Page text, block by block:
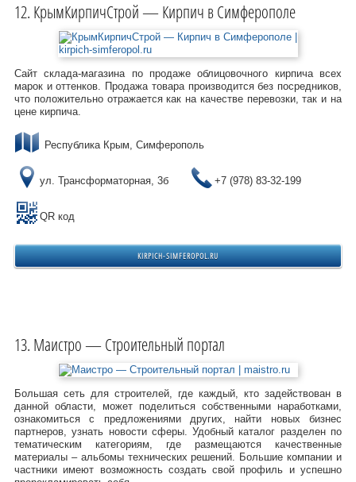
КрымКирпичСтрой — Кирпич в Симферополе
Сайт склада-магазина по продаже облицовочного кирпича всех
марок и оттенков. Продажа товара производится без посредников,
что положительно отражается как на качестве перевозки, так и на
цене кирпича.
Республика Крым, Симферополь
ул. Трансформаторная, 3б +7 (978) 83-32-199
QR код
KIRPICH-SIMFEROPOL.RU
Маистро — Строительный портал
Большая сеть для строителей, где каждый, кто задействован в
данной области, может поделиться собственными наработками,
ознакомиться с предложениями других, найти новых бизнес
партнеров, узнать новости сферы. Удобный каталог разделен по
тематическим категориям, где размещаются качественные
материалы – альбомы технических решений. Большие компании и
частники имеют возможность создать свой профиль и успешно